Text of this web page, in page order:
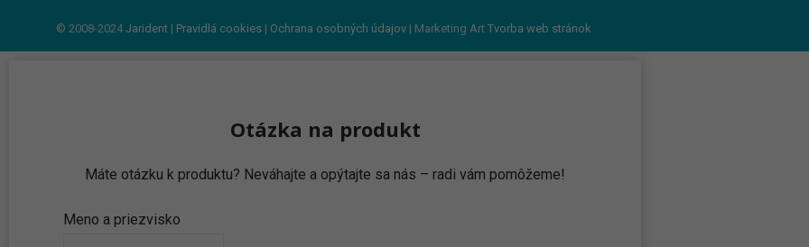
© 2008-2024Jarident | Pravidlá cookies | Ochrana osobných údajov | Marketing Art Tvorba web stránok
Otázka na produkt
Máte otázku k produktu? Neváhajte a opýtajte sa nás – radi vám pomôžeme!
Meno a priezvisko